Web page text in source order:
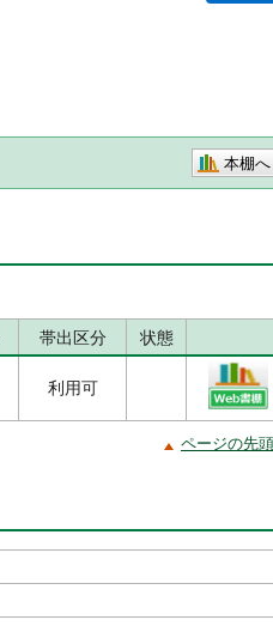
本棚へ
帯出区分 状態
利用可
ページの先